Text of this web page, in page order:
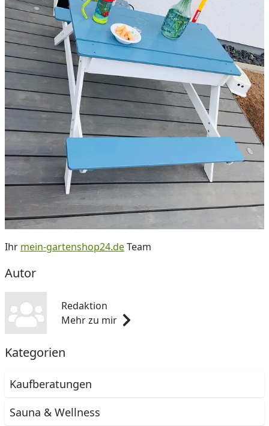
Ihr mein-gartenshop24.deTeam
Autor
Redaktion
Mehr zu mir
Kategorien
Kaufberatungen
Sauna & Wellness